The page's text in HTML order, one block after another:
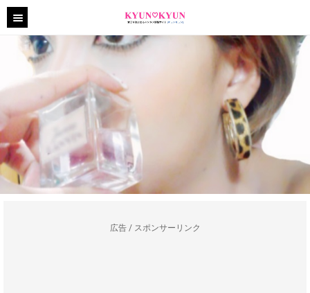
広告 / スポンサーリンク